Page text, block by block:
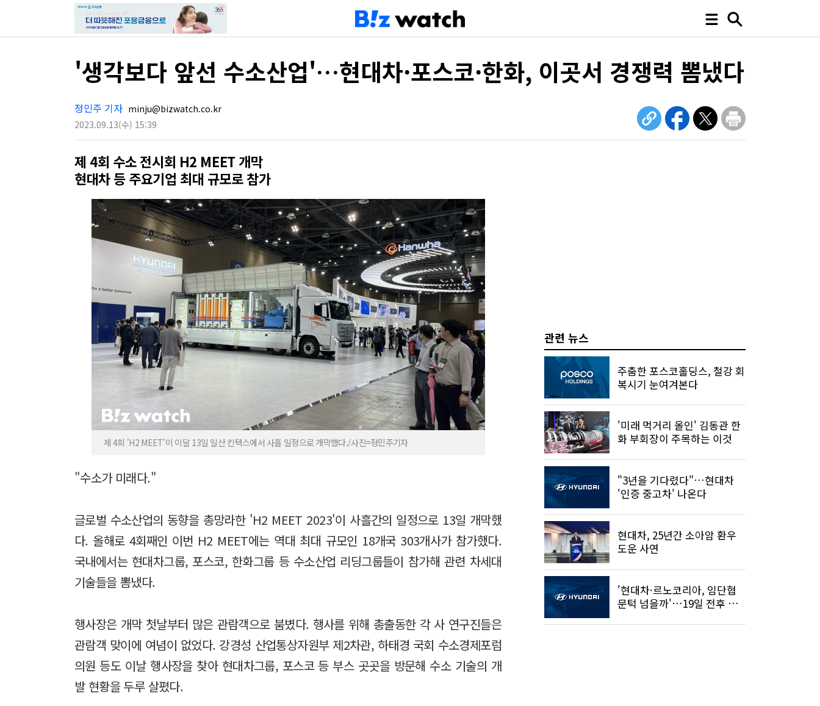
'생각보다 앞선 수소산업'…현대차·포스코·한화, 이곳서 경쟁력 뽐냈다
정민주 기자 minju@bizwatch.co.kr
2023.09.13(수) 15:39
제 4회 수소 전시회 H2 MEET 개막
현대차 등 주요기업 최대 규모로 참가
제 4회 'H2 MEET'이 이달 13일 일산 킨텍스에서 사흘 일정으로 개막했다./사진=정민주기자
"수소가 미래다."
글로벌 수소산업의 동향을 총망라한 'H2 MEET 2023'이 사흘간의 일정으로 13일 개막했
다. 올해로 4회째인 이번 H2 MEET에는 역대 최대 규모인 18개국 303개사가 참가했다.
국내에서는 현대차그룹, 포스코, 한화그룹 등 수소산업 리딩그룹들이 참가해 관련 차세대
기술들을 뽐냈다.
행사장은 개막 첫날부터 많은 관람객으로 붐볐다. 행사를 위해 총출동한 각 사 연구진들은
관람객 맞이에 여념이 없었다. 강경성 산업통상자원부 제2차관, 하태경 국회 수소경제포럼
의원 등도 이날 행사장을 찾아 현대차그룹, 포스코 등 부스 곳곳을 방문해 수소 기술의 개
발 현황을 두루 살폈다.
관련 뉴스
주춤한 포스코홀딩스, 철강 회
복시기 눈여겨본다
'미래 먹거리 올인' 김동관 한
화 부회장이 주목하는 이것
"3년을 기다렸다"…현대차
'인증 중고차' 나온다
현대차, 25년간 소아암 환우
도운 사연
'현대차·르노코리아, 임단협
문턱 넘을까'…19일 전후 결